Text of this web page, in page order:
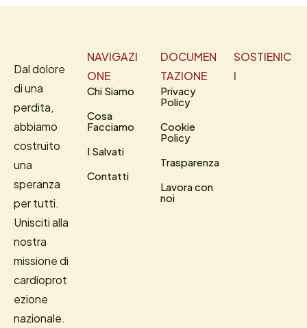
Dal dolore
di una
perdita,
abbiamo
costruito
una
speranza
per tutti.
Unisciti alla
nostra
missione di
cardioprot
ezione
nazionale.
NAVIGAZI
ONE
Chi Siamo
Cosa
Facciamo
I Salvati
Contatti
DOCUMEN
TAZIONE
Privacy
Policy
Cookie
Policy
Trasparenza
Lavora con
noi
SOSTIENIC
I